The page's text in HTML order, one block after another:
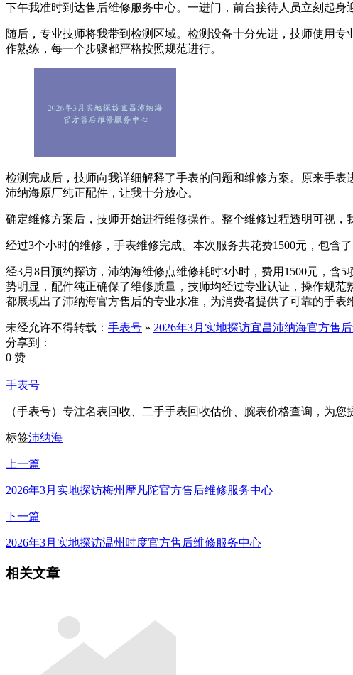
下午我准时到达售后维修服务中心。一进门，前台接待人员立刻起
随后，专业技师将我带到检测区域。检测设备十分先进，技师使用
作熟练，每一个步骤都严格按照规范进行。
检测完成后，技师向我详细解释了手表的问题和维修方案。原来手
沛纳海原厂纯正配件，让我十分放心。
确定维修方案后，技师开始进行维修操作。整个维修过程透明可视
经过3个小时的维修，手表维修完成。本次服务共花费1500元，包含
经3月8日预约探访，沛纳海维修点维修耗时3小时，费用1500元，含
势明显，配件纯正确保了维修质量，技师均经过专业认证，操作规
都展现出了沛纳海官方售后的专业水准，为消费者提供了可靠的手表
未经允许不得转载： 手表号 » 2026年3月实地探访宜昌沛纳海官方售
分享到：
0 赞
手表号
（手表号）专注名表回收、二手手表回收估价、腕表价格查询，为
标签沛纳海
上一篇
2026年3月实地探访梅州摩凡陀官方售后维修服务中心
下一篇
2026年3月实地探访温州时度官方售后维修服务中心
相关文章